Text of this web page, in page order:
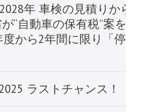
ラストチャンス！
年 車検の見積りから
“自動車の保有税”案を
から2年間に限り「停